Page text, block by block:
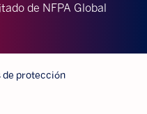
de NFPA Global
de protección